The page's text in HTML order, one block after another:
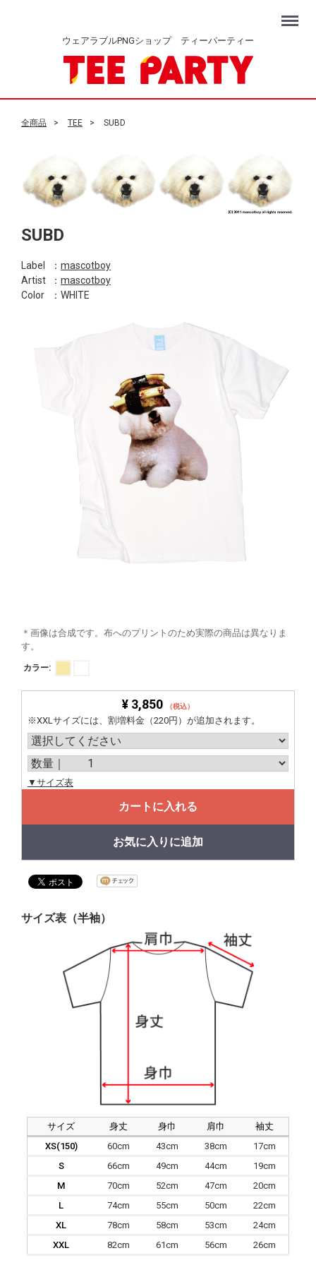
ウェアラブルPNGショップ ティーパーティー
Menu
全商品 TEE SUBD
SUBD
Label ： mascotboy
Artist
： mascotboy
Color
：WHITE
＊画像は合成です。布へのプリントのため実際の商品は異なりま
す。
カラー:
¥ 3,850 （税込）
※XXLサイズには、割増料金（220円）が追加されます。
▼サイズ表
カートに入れる
お気に入りに追加
サイズ表（半袖）
サイズ 身丈 身巾 肩巾
袖丈
XS(150)
60cm 43cm 38cm
17cm
S
66cm 49cm 44cm
19cm
M
70cm 52cm 47cm
20cm
L
74cm 55cm 50cm
22cm
XL
78cm 58cm 53cm
24cm
XXL
82cm 61cm 56cm 26cm